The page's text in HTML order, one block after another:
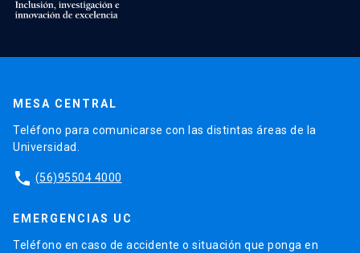
MESA CENTRAL
Teléfono para comunicarse con las distintas áreas de la
Universidad.
phone (56)95504 4000
EMERGENCIAS UC
Teléfono en caso de accidente o situación que ponga en